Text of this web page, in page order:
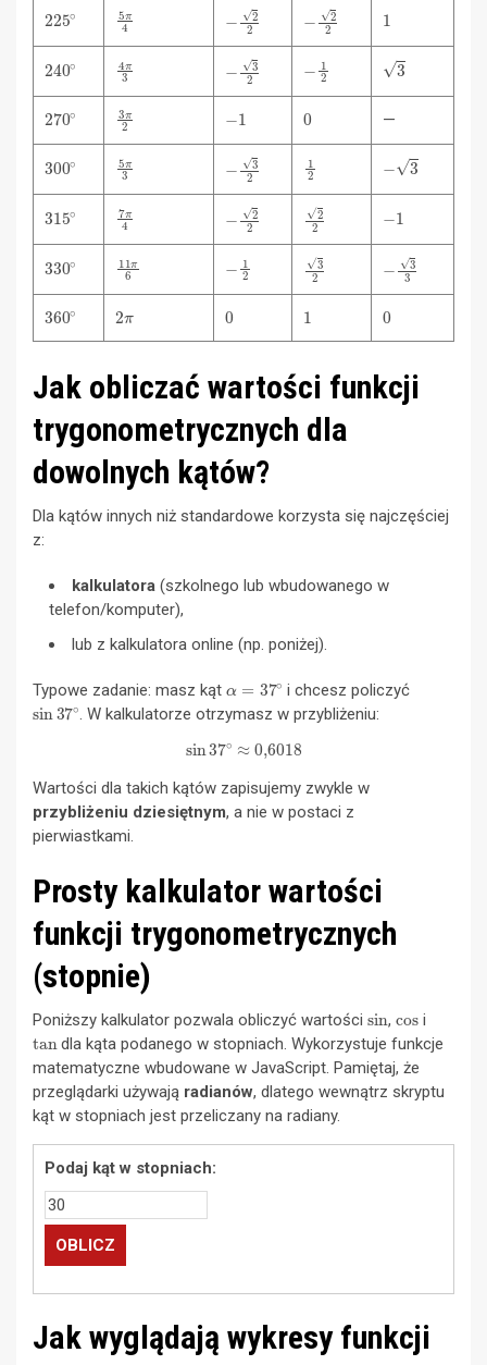
225∘ 5π 22 22 1
240∘ 4π 32 12
270∘ 3π 1 0 —
300∘ 5π 32 1
315∘ 7π 22 22 1
330∘ 11π 12 32 33
360∘ 2 0 1 0
Jak obliczać wartości funkcji
trygonometrycznych dla
dowolnych kątów?
Dla kątów innych niż standardowe korzysta się najczęściej
z:
kalkulatora (szkolnego lub wbudowanego w
telefon/komputer),
lub z kalkulatora online (np. poniżej).
Typowe zadanie: masz kąt 37∘ i chcesz policzyć
sin 37∘. W kalkulatorze otrzymasz w przybliżeniu:
sin 37∘≈0,601 8
Wartości dla takich kątów zapisujemy zwykle w
przybliżeniu dziesiętnym, a nie w postaci z
pierwiastkami.
Prosty kalkulator wartości
funkcji trygonometrycznych
(stopnie)
Poniższy kalkulator pozwala obliczyć wartości sin , cos
i
tan dla kąta podanego w stopniach. Wykorzystuje funkcje
matematyczne wbudowane w JavaScript. Pamiętaj, że
przeglądarki używają radianów, dlatego wewnątrz skryptu
kąt w stopniach jest przeliczany na radiany.
Podaj kąt w stopniach:
OBLICZ
Jak wyglądają wykresy funkcji